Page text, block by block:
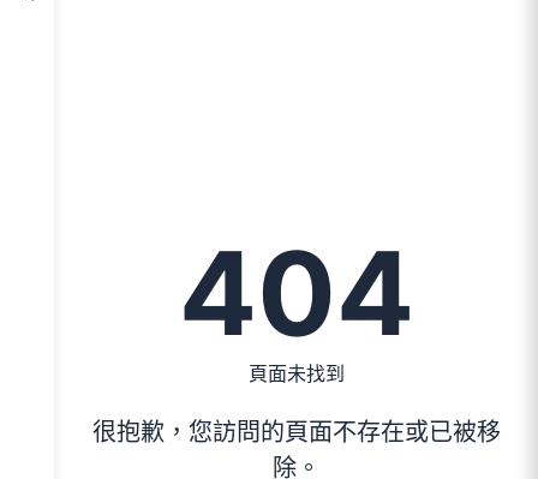
404
頁面未找到
很抱歉，您訪問的頁面不存在或已被移
除。